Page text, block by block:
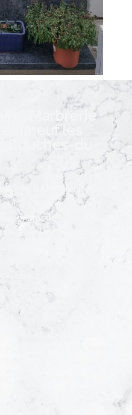
Marbrerie
les
Bouches-du-
BARTOLINI
situées
les Martigues vous
monument
en Pierre, Marbre ou
nous vous
accompagné d’un plan
votre concession
cimetières des
sont visibles dans
les cimetières Le Clos ou
Martigues, le cimetière
Mer, le cimetière
les cimetières de